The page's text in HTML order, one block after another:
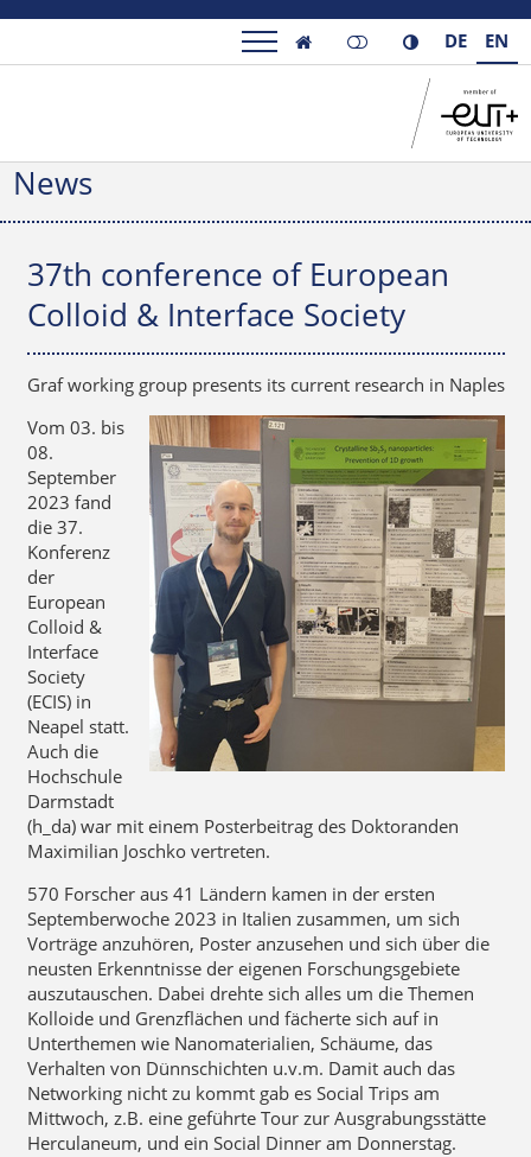
 DE EN
News
37th conference of European
Colloid & Interface Society
Graf working group presents its current research in Naples
Vom 03. bis
08.
September
2023 fand
die 37.
Konferenz
der
European
Colloid &
Interface
Society
(ECIS) in
Neapel statt.
Auch die
Hochschule
Darmstadt
(h_da) war mit einem Posterbeitrag des Doktoranden
Maximilian Joschko vertreten.
570 Forscher aus 41 Ländern kamen in der ersten
Septemberwoche 2023 in Italien zusammen, um sich
Vorträge anzuhören, Poster anzusehen und sich über die
neusten Erkenntnisse der eigenen Forschungsgebiete
auszutauschen. Dabei drehte sich alles um die Themen
Kolloide und Grenzflächen und fächerte sich auf in
Unterthemen wie Nanomaterialien, Schäume, das
Verhalten von Dünnschichten u.v.m. Damit auch das
Networking nicht zu kommt gab es Social Trips am
Mittwoch, z.B. eine geführte Tour zur Ausgrabungsstätte
Herculaneum, und ein Social Dinner am Donnerstag.